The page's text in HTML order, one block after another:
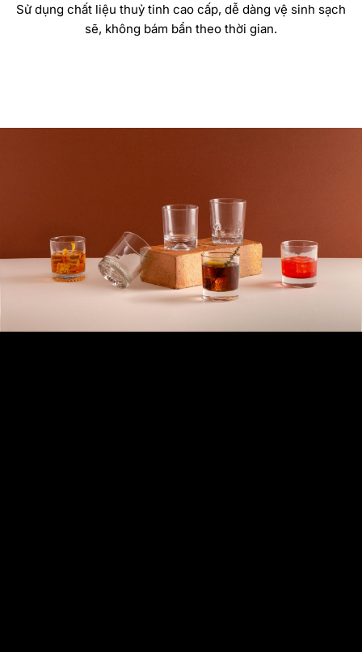
Sử dụng chất liệu thuỷ tinh cao cấp, dễ dàng vệ sinh sạch
sẽ, không bám bẩn theo thời gian.